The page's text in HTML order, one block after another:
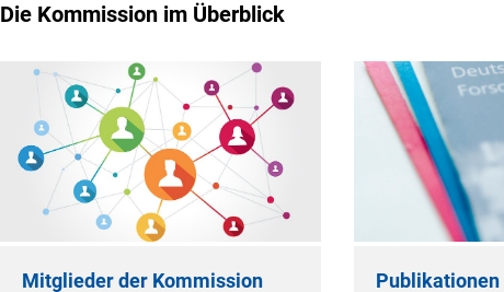
Die Kommission im Überblick
Mitglieder der Kommission